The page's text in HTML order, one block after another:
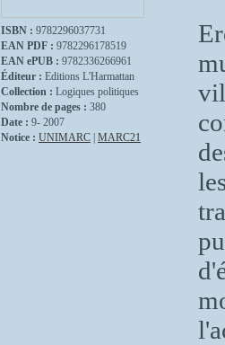
ISBN : 9782296037731
EAN PDF : 9782296178519
EAN ePUB : 9782336266961
Éditeur : Editions L'Harmattan
Collection : Logiques politiques
Nombre de pages : 380
Date : 9- 2007
Notice : UNIMARC MARC21